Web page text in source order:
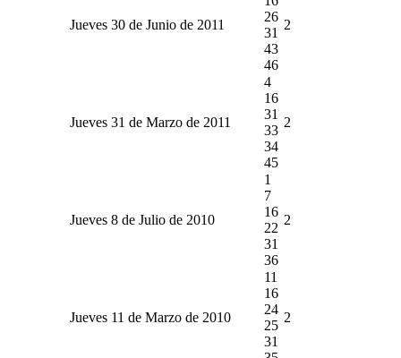
Jueves 30 de Junio de 2011
26
31
43
46
2
Jueves 31 de Marzo de 2011
4
16
31
33
34
45
2
Jueves 8 de Julio de 2010
1
7
16
22
31
36
2
Jueves 11 de Marzo de 2010
11
16
24
25
31
2